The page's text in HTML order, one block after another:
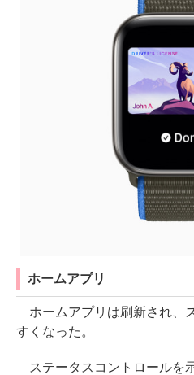
ホームアプリ
ホームアプリは刷新され、
すくなった。
ステータスコントロールを